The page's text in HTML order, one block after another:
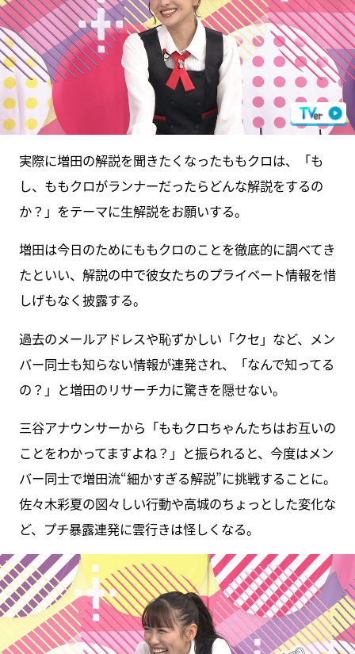
実際に増田の解説を聞きたくなったももクロは、「も
し、ももクロがランナーだったらどんな解説をするの
か？」をテーマに生解説をお願いする。
増田は今日のためにももクロのことを徹底的に調べてき
たといい、解説の中で彼女たちのプライベート情報を惜
しげもなく披露する。
過去のメールアドレスや恥ずかしい「クセ」など、メン
バー同士も知らない情報が連発され、「なんで知ってる
の？」と増田のリサーチ力に驚きを隠せない。
三谷アナウンサーから「ももクロちゃんたちはお互いの
ことをわかってますよね？」と振られると、今度はメン
バー同士で増田流“細かすぎる解説”に挑戦することに。
佐々木彩夏の図々しい行動や高城のちょっとした変化な
ど、プチ暴露連発に雲行きは怪しくなる。